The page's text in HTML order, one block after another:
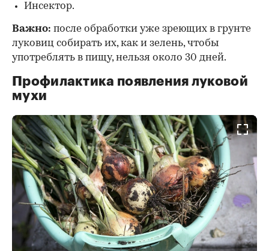
Инсектор.
Важно: после обработки уже зреющих в грунте
луковиц собирать их, как и зелень, чтобы
употреблять в пищу, нельзя около 30 дней.
Профилактика появления луковой
мухи